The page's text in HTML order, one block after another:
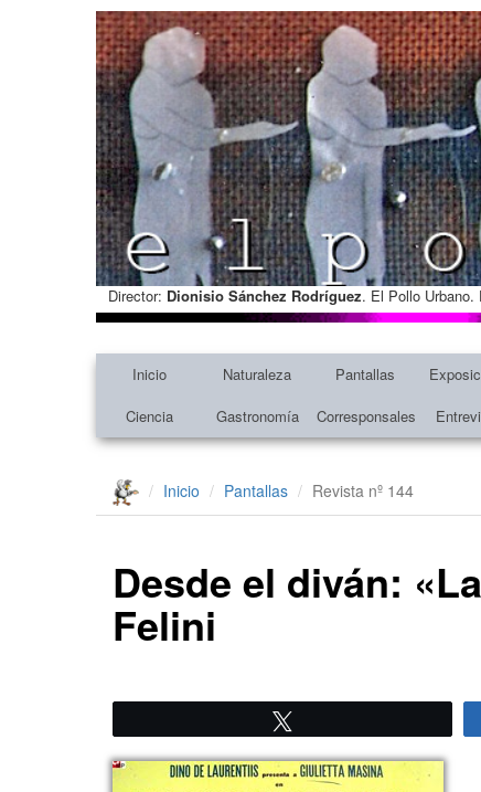
Director: Dionisio Sánchez Rodríguez. El Pollo
Inicio Naturaleza Pantallas
Ciencia
Gastronomía Corresponsales
Inicio Pantallas Revista nº 144
Desde el diván:
Felini